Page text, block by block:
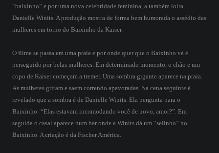
“baixinho” e por uma nova celebridade feminina, a também loira
Danielle Winits. A produção mostra de forma bem humorada o assédio das
mulheres em torno do Baixinho da Kaiser.
O filme se passa em uma praia e por onde quer que o Baixinho vá é
perseguido por belas mulheres. Em determinado momento, o chão e um
copo de Kaiser começam a tremer. Uma sombra gigante aparece na praia.
As mulheres gritam e saem correndo apavoradas. Na cena seguinte é
revelado que a sombra é de Danielle Winits. Ela pergunta para o
Baixinho: “Elas estavam incomodando você de novo, amor?”. Em
seguida o casal aparece num bar onde a Winits dá um “selinho” no
Baixinho. A criação é da Fischer América.